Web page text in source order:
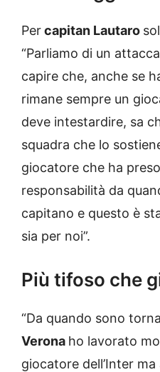
Percapitan Lautaro
“Parliamo di un
capire che, anche se
rimane sempre un
deve intestardire, sa
squadra che lo
giocatore che ha
responsabilità da
capitano e questo è
sia per noi”.
Più tifoso che
“Da quando sono
Verona ho lavorato
giocatore dell’Inter